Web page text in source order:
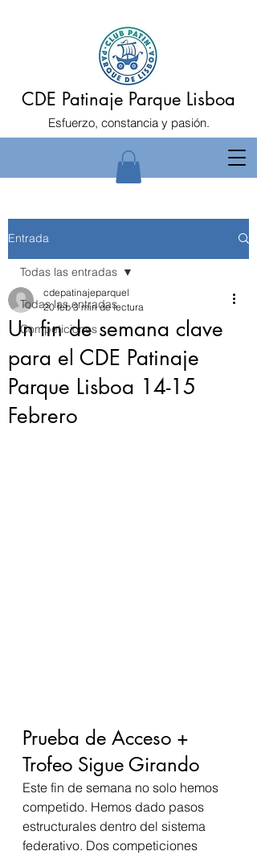
CDE Patinaje Parque Lisboa
Esfuerzo, constancia y pasión.
Entrada
Todas las entradas
Competiciones
Todas las entradas
Un fin de semana clave
para el CDE Patinaje
Parque Lisboa 14-15
Febrero
cdepatinajeparquel
20 feb 3 min de lectura
Prueba de Acceso +
Trofeo Sigue Girando
Este fin de semana no solo hemos
competido. Hemos dado pasos
estructurales dentro del sistema
federativo. Dos competiciones